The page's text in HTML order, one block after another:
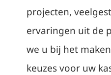
projecten,
ervaringen uit de
we u bij het
keuzes voor uw